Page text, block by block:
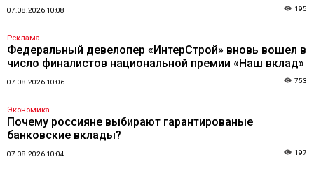
07.08.2026 10:08 195
Реклама
Федеральный девелопер «ИнтерСтрой» вновь вошел в
число финалистов национальной премии «Наш вклад»
07.08.2026 10:06 753
Экономика
Почему россияне выбирают гарантированые
банковские вклады?
07.08.2026 10:04 197